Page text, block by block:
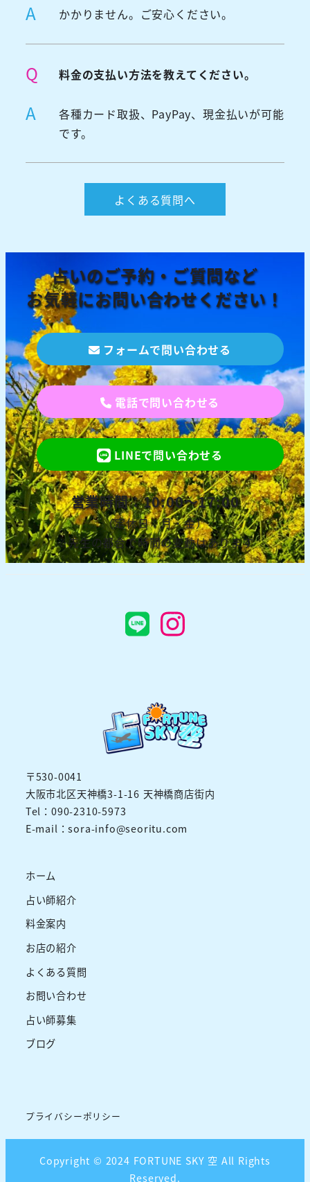
A かかりません。ご安心ください。
Q 料金の支払い方法を教えてください。
A
各種カード取扱、PayPay、現金払いが可能
です。
よくある質問へ
占いのご予約・ご質問など
お気軽にお問い合わせください！
フォームで問い合わせる
電話で問い合わせる
LINEで問い合わせる
営業時間：10:00～17:00
（定休日：月・金）
※先生の都合で時間の変動はあります
LINE
〒530-0041
大阪市北区天神橋3-1-16 天神橋商店街内
Tel：090-2310-5973
E-mail：sora-info@seoritu.com
ホーム
占い師紹介
料金案内
お店の紹介
よくある質問
お問い合わせ
占い師募集
ブログ
プライバシーポリシー
Copyright © 2024 FORTUNE SKY 空 All Rights
Reserved.